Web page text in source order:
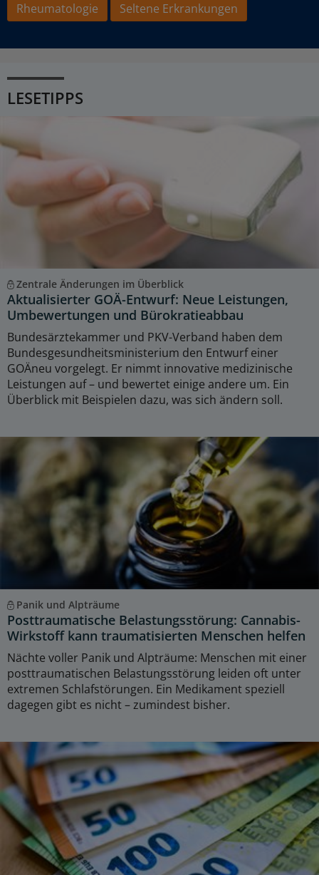
Rheumatologie
Seltene Erkrankungen
LESETIPPS
Zentrale Änderungen im Überblick
Aktualisierter GOÄ-Entwurf: Neue Leistungen,
Umbewertungen und Bürokratieabbau
Bundesärztekammer und PKV-Verband haben dem
Bundesgesundheitsministerium den Entwurf einer
GOÄneu vorgelegt. Er nimmt innovative medizinische
Leistungen auf – und bewertet einige andere um. Ein
Überblick mit Beispielen dazu, was sich ändern soll.
Panik und Alpträume
Posttraumatische Belastungsstörung: Cannabis-
Wirkstoff kann traumatisierten Menschen helfen
Nächte voller Panik und Alpträume: Menschen mit einer
posttraumatischen Belastungsstörung leiden oft unter
extremen Schlafstörungen. Ein Medikament speziell
dagegen gibt es nicht – zumindest bisher.